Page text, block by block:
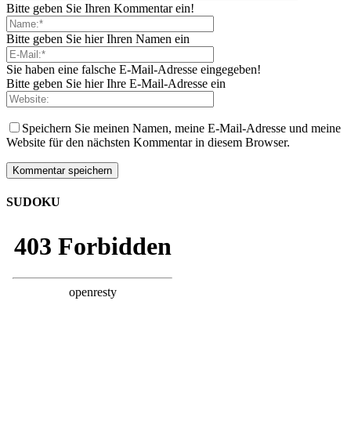
Bitte geben Sie Ihren Kommentar ein!
Bitte geben Sie hier Ihren Namen ein
Sie haben eine falsche E-Mail-Adresse eingegeben!
Bitte geben Sie hier Ihre E-Mail-Adresse ein
Speichern Sie meinen Namen, meine E-Mail-Adresse und meine
Website für den nächsten Kommentar in diesem Browser.
SUDOKU